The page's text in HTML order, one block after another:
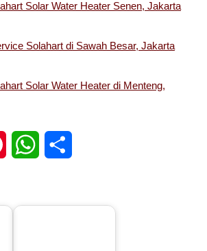
Solar Water Heater Senen, Jakarta
Solahart di Sawah Besar, Jakarta
Solar Water Heater di Menteng,